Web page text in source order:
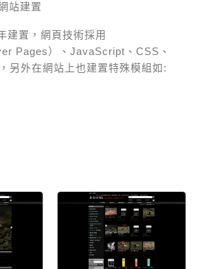
站建置
建置，網頁技術採用
Pages）、JavaScript、CSS、
，另外在網站上也建置特殊模組如: